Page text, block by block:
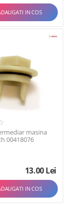
IN COS
masina
00418076
13.00Lei
IN COS